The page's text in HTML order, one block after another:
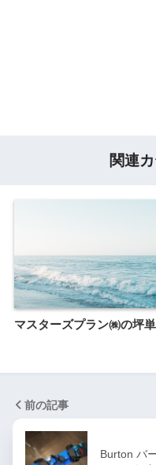
関連
マスターズプラン㈱の坪
前の記事
Burton バ